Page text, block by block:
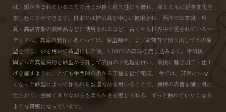
は、銅が含まれていることで滑りが良く耐久性にも優れ、革とともに経年変化を
楽しむことができます。日本では神仏具を中心に使用され、西洋では家具・馬
具・高級客船の装飾品などに使用されるなど、古くから世界中で愛されているマ
テリアル。真鍮の製作にあたっては、原型師が、まず彫刻刀で削り出して木の原
型を作り、砂を用いて鋳型にした後、1,100℃の真鍮を流し込みます。冷却後、
固まった真鍮鋳物を砂型から外して表面の下処理を行い、最後に磨き加工・仕上
げを施すように、とても手間暇の掛かる工程を経て完成。 今では、非常に少な
くなった砂型によって作られる製造方法を用いることで、独特の表情を醸す肌に
仕上がり、金属でありながらも柔らかさを感じられる、ずっと触れていたくなる
ような質感になっています。